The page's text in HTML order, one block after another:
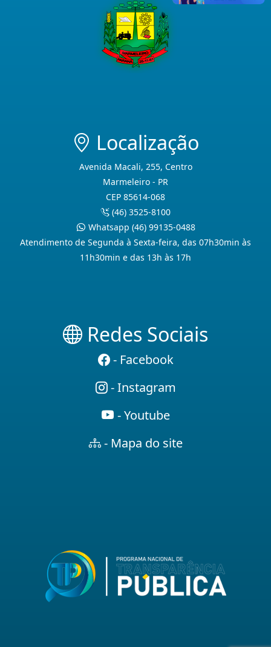
Localização
Avenida Macali, 255, Centro
Marmeleiro - PR
CEP 85614-068
(46) 3525-8100
Whatsapp (46) 99135-0488
Atendimento de Segunda à Sexta-feira, das 07h30min às
11h30min e das 13h às 17h
Redes Sociais
- Facebook
- Instagram
- Youtube
- Mapa do site